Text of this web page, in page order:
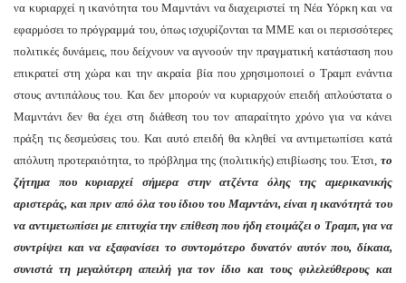
να κυριαρχεί η ικανότητα του Μαμντάνι να διαχειριστεί τη Νέα Υόρκη και να
εφαρμόσει το πρόγραμμά του, όπως ισχυρίζονται τα ΜΜΕ και οι περισσότερες
πολιτικές δυνάμεις, που δείχνουν να αγνοούν την πραγματική κατάσταση που
επικρατεί στη χώρα και την ακραία βία που χρησιμοποιεί ο Τραμπ ενάντια
στους αντιπάλους του. Και δεν μπορούν να κυριαρχούν επειδή απλούστατα ο
Μαμντάνι δεν θα έχει στη διάθεση του τον απαραίτητο χρόνο για να κάνει
πράξη τις δεσμεύσεις του. Και αυτό επειδή θα κληθεί να αντιμετωπίσει κατά
απόλυτη προτεραιότητα, το πρόβλημα της (πολιτικής) επιβίωσης του. Έτσι, το
ζήτημα που κυριαρχεί σήμερα στην ατζέντα όλης της αμερικανικής
αριστεράς, και πριν από όλα του ίδιου του Μαμντάνι, είναι η ικανότητά του
να αντιμετωπίσει με επιτυχία την επίθεση που ήδη ετοιμάζει ο Τραμπ, για να
συντρίψει και να εξαφανίσει το συντομότερο δυνατόν αυτόν που, δίκαια,
συνιστά τη μεγαλύτερη απειλή για τον ίδιο και τους φιλελεύθερους και